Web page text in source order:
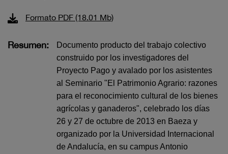
Formato PDF (18.01 Mb)
Resumen:
Documento producto del trabajo colectivo
construido por los investigadores del
Proyecto Pago y avalado por los asistentes
al Seminario "El Patrimonio Agrario: razones
para el reconocimiento cultural de los bienes
agrícolas y ganaderos", celebrado los días
26 y 27 de octubre de 2013 en Baeza y
organizado por la Universidad Internacional
de Andalucía, en su campus Antonio